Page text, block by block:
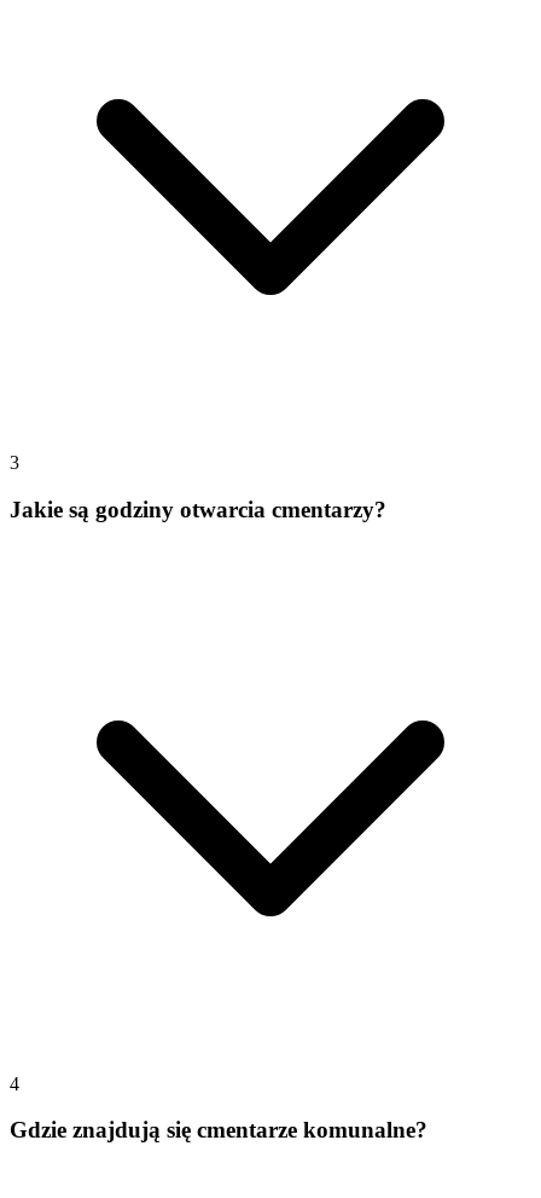
3
Jakie są godziny otwarcia cmentarzy?
4
Gdzie znajdują się cmentarze komunalne?